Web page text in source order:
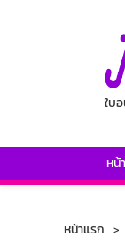
ใบ
หน้
หน้าแรก